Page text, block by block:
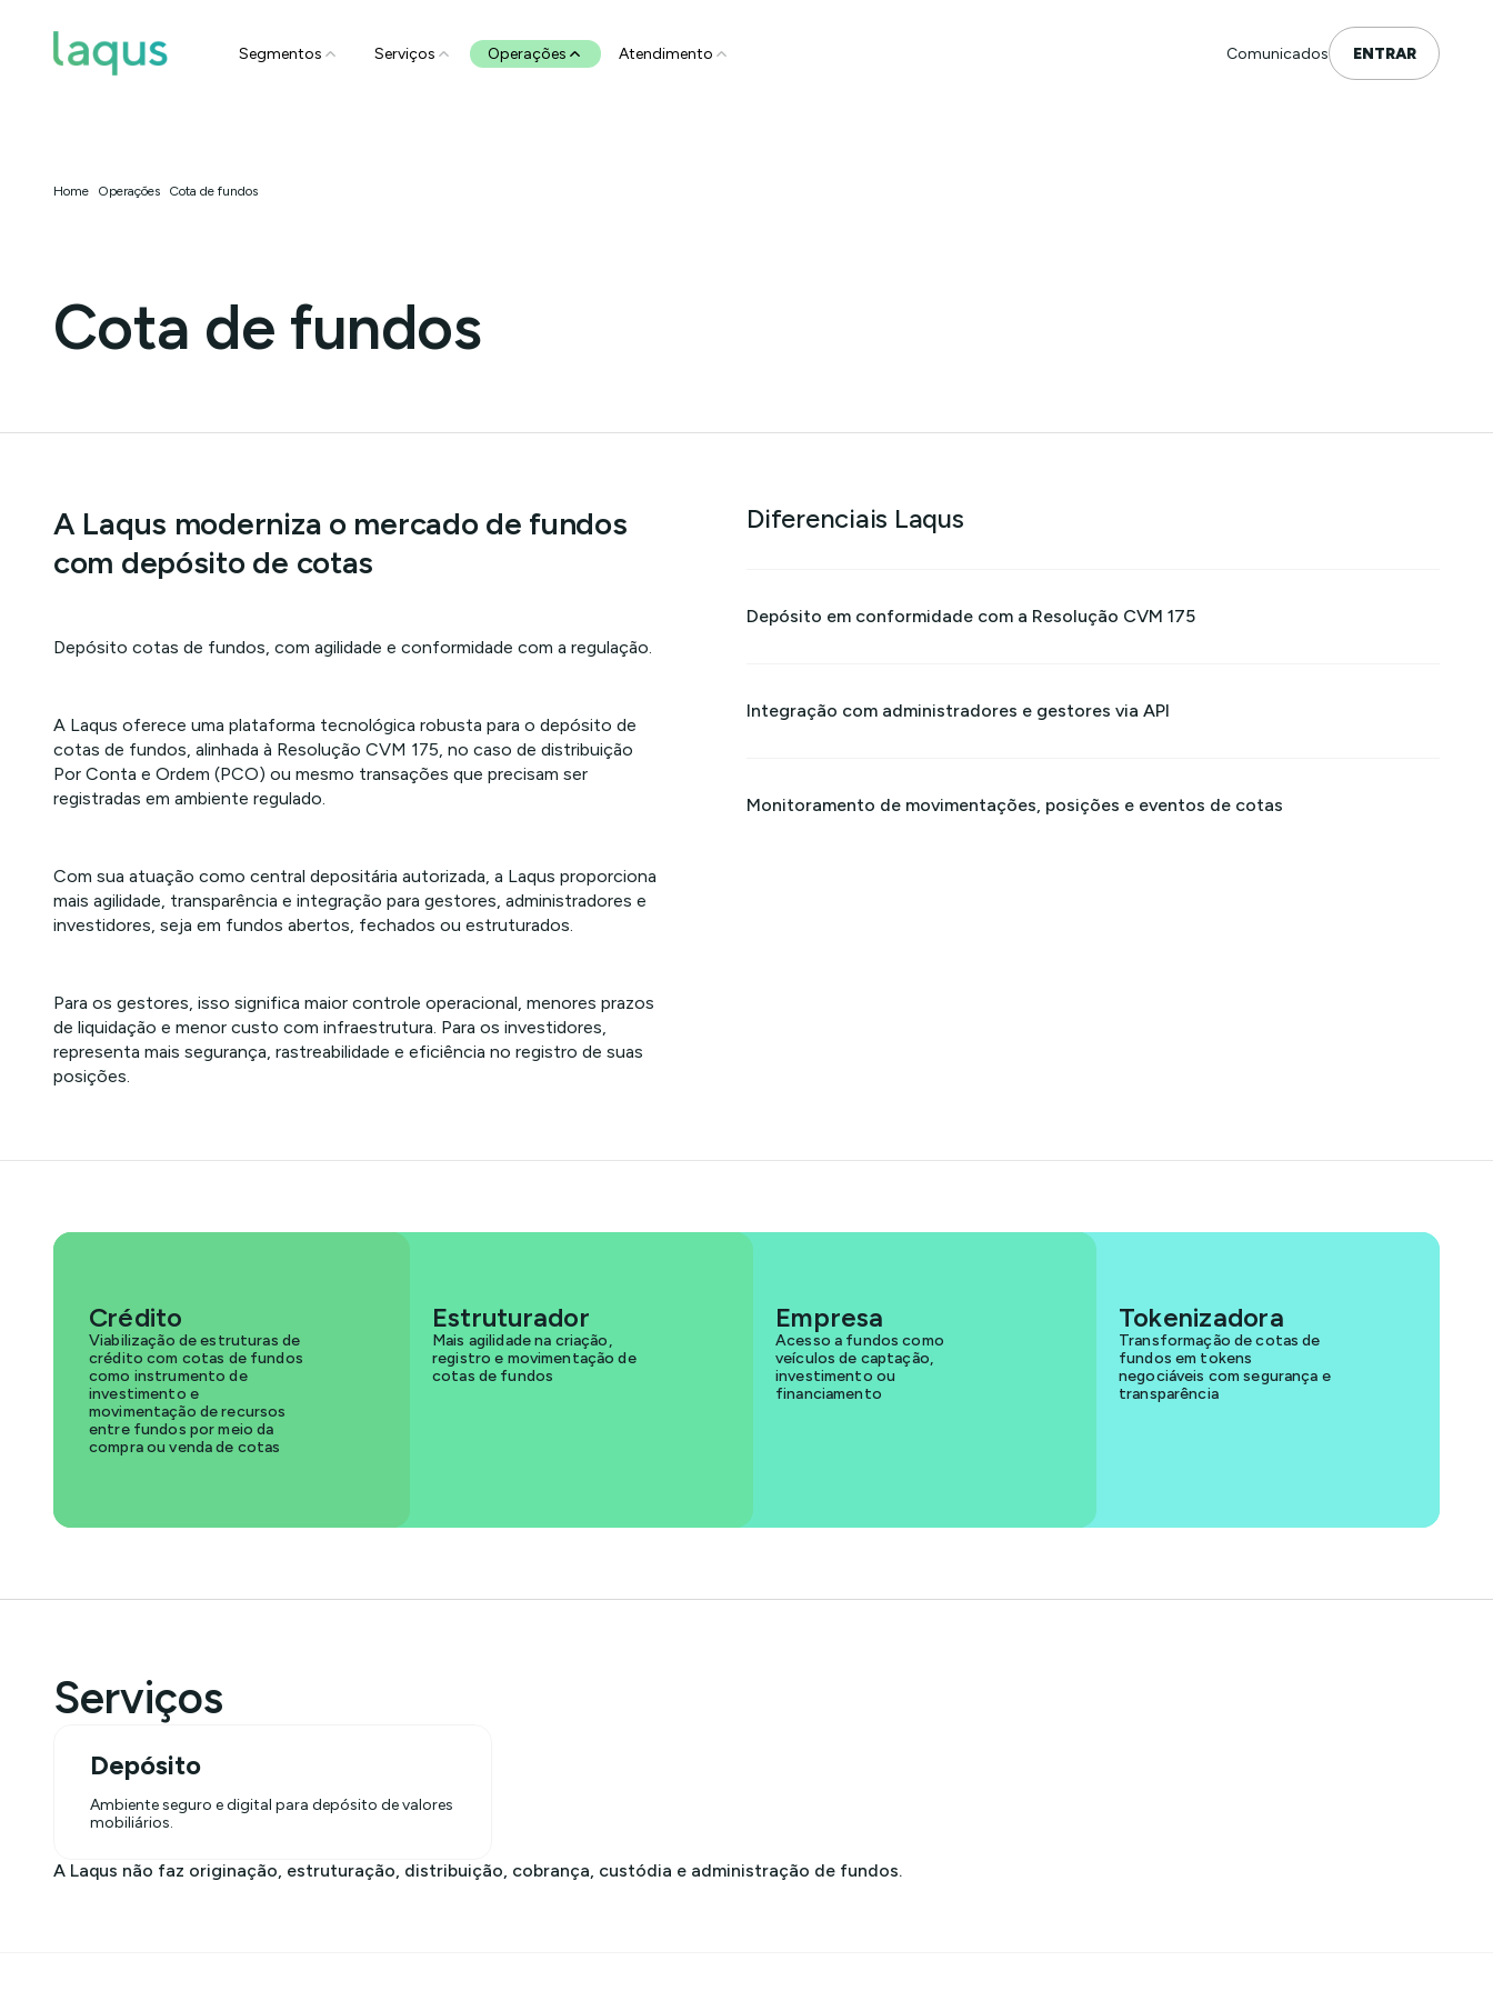
Segmentos Serviços Operações Atendimento Comunicados ENTRAR
Home Operações Cota de fundos
Cota de fundos
A Laqus moderniza o mercado de fundos
com depósito de cotas
Depósito cotas de fundos, com agilidade e conformidade com a regulação.
A Laqus oferece uma plataforma tecnológica robusta para o depósito de
cotas de fundos, alinhada à Resolução CVM 175, no caso de distribuição
Por Conta e Ordem (PCO) ou mesmo transações que precisam ser
registradas em ambiente regulado.
Com sua atuação como central depositária autorizada, a Laqus proporciona
mais agilidade, transparência e integração para gestores, administradores e
investidores, seja em fundos abertos, fechados ou estruturados.
Para os gestores, isso significa maior controle operacional, menores prazos
de liquidação e menor custo com infraestrutura. Para os investidores,
representa mais segurança, rastreabilidade e eficiência no registro de suas
posições.
Diferenciais Laqus
Depósito em conformidade com a Resolução CVM 175
Integração com administradores e gestores via API
Monitoramento de movimentações, posições e eventos de cotas
Crédito
Viabilização de estruturas de
crédito com cotas de fundos
como instrumento de
investimento e
movimentação de recursos
entre fundos por meio da
compra ou venda de cotas
Estruturador
Mais agilidade na criação,
registro e movimentação de
cotas de fundos
Empresa
Acesso a fundos como
veículos de captação,
investimento ou
financiamento
Tokenizadora
Transformação de cotas de
fundos em tokens
negociáveis com segurança e
transparência
Serviços
Depósito
Ambiente seguro e digital para depósito de valores
mobiliários.
A Laqus não faz originação, estruturação, distribuição, cobrança, custódia e administração de fundos.